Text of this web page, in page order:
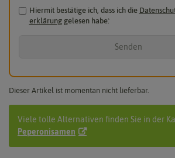
Hiermit bestätige ich, dass ich die
erklärunggelesen habe.*
Senden
Dieser Artikel ist momentan nicht lieferbar.
Viele tolle Alternativen finden Sie in der
Peperonisamen